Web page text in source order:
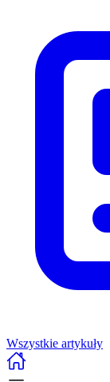
Wszystkie artykuły